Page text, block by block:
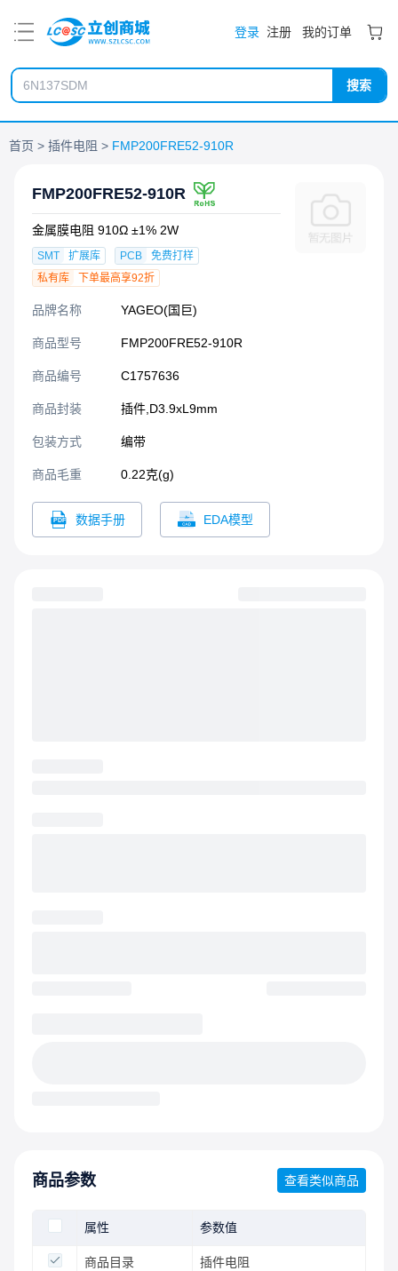
登录 注册 我的订单
搜索
首页 插件电阻 FMP200FRE52-910R
FMP200FRE52-910R
金属膜电阻 910Ω ±1% 2W
SMT 扩展库 PCB
免费打样
私有库
下单最高享92折
品牌名称 YAGEO(国巨)
商品型号 FMP200FRE52-910R
商品编号 C1757636
商品封装 插件,D3.9xL9mm​
包装方式 编带
商品毛重 0.22克(g)
数据手册 EDA模型
商品参数 查看类似商品
属性 参数值
商品目录 插件电阻